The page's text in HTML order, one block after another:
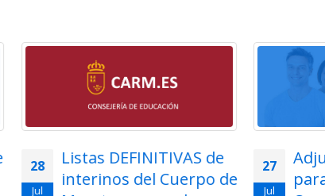
DEFINITIVAS de
del Cuerpo de
27
Adjudicación
para